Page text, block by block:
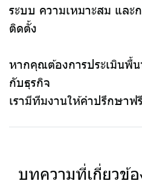
ระบบ ความเหมาะสม และ
ติดตั้ง
หากคุณต้องการประเมินพื้
กับธุรกิจ
เรามีทีมงานให้คำปรึกษาฟ
บทความที่เกี่ยวข้อ